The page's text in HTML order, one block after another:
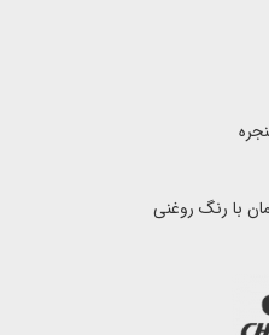
با رنگ روغنی